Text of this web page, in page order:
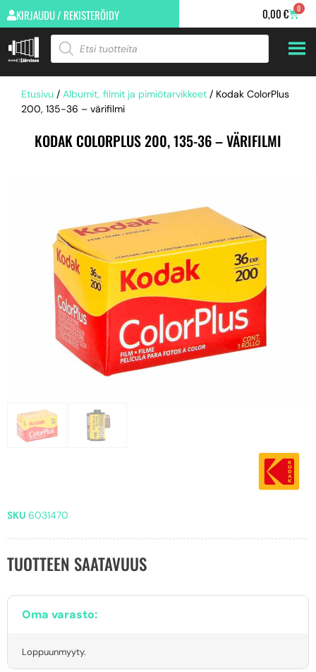
KIRJAUDU / REKISTERÖIDY 0,00€ 0
Etusivu / Albumit, filmit ja pimiötarvikkeet / Kodak ColorPlus
200, 135-36 – värifilmi
KODAK COLORPLUS 200, 135-36 – VÄRIFILMI
SKU 6031470
TUOTTEEN SAATAVUUS
Oma varasto:
Loppuunmyyty.